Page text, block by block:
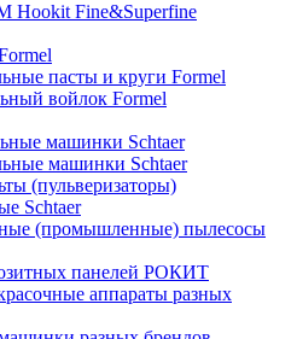
Hookit Fine&Superfine
пасты и круги Formel
войлок Formel
машинки Schtaer
машинки Schtaer
(пульверизаторы)
Schtaer
(промышленные) пылесосы
панелей РОКИТ
аппараты разных